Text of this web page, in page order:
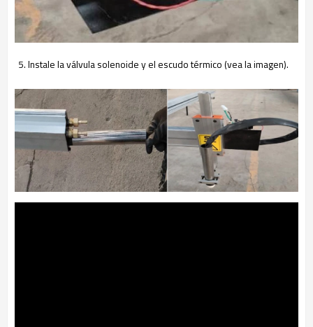
5. Instale la válvula solenoide y el escudo térmico (vea la imagen).